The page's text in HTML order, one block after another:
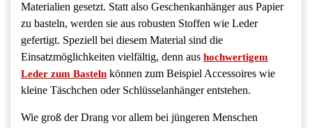
Materialien gesetzt. Statt also Geschenkanhänger aus Papier
zu basteln, werden sie aus robusten Stoffen wie Leder
gefertigt. Speziell bei diesem Material sind die
Einsatzmöglichkeiten vielfältig, denn aus hochwertigem
Leder zum Basteln können zum Beispiel Accessoires wie
kleine Täschchen oder Schlüsselanhänger entstehen.
Wie groß der Drang vor allem bei jüngeren Menschen